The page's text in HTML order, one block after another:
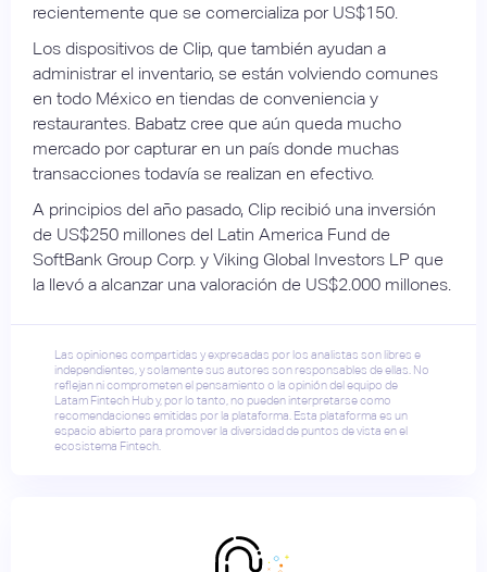
recientemente que se comercializa por US$150.
Los dispositivos de Clip, que también ayudan a
administrar el inventario, se están volviendo comunes
en todo México en tiendas de conveniencia y
restaurantes. Babatz cree que aún queda mucho
mercado por capturar en un país donde muchas
transacciones todavía se realizan en efectivo.
A principios del año pasado, Clip recibió una inversión
de US$250 millones del Latin America Fund de
SoftBank Group Corp. y Viking Global Investors LP que
la llevó a alcanzar una valoración de US$2.000 millones.
Las opiniones compartidas y expresadas por los analistas son libres e
independientes, y solamente sus autores son responsables de ellas. No
reflejan ni comprometen el pensamiento o la opinión del equipo de
Latam Fintech Hub y, por lo tanto, no pueden interpretarse como
recomendaciones emitidas por la plataforma. Esta plataforma es un
espacio abierto para promover la diversidad de puntos de vista en el
ecosistema Fintech.